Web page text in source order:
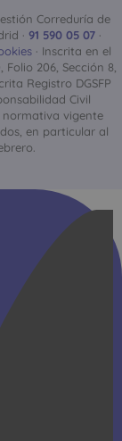
Correduría de
· 91 590 05 07 ·
· Inscrita en el
206, Sección 8,
Registro DGSFP
Civil
normativa vigente
en particular al